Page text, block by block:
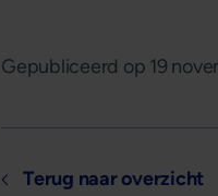
Gepubliceerd op 19
Terug naar overzicht